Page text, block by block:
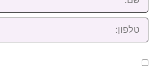
טלפון: